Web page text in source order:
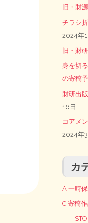
旧・財
チラシ
2024年
旧・財
身を切
の寄稿
財研出
16日
コアメ
2024年3
カ
A 一時
C 寄稿作